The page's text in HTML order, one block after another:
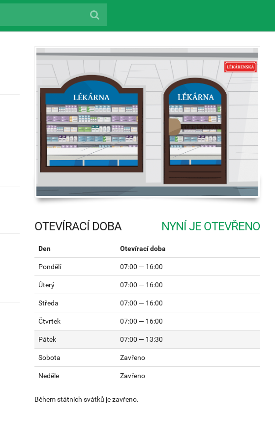
OTEVÍRACÍ DOBA
Den Otevírací doba
Pondělí 07:00 — 16:00
Úterý 07:00 — 16:00
Středa 07:00 — 16:00
Čtvrtek 07:00 — 16:00
Pátek 07:00 — 13:30
Sobota Zavřeno
Neděle Zavřeno
Během státních svátků je zavřeno.